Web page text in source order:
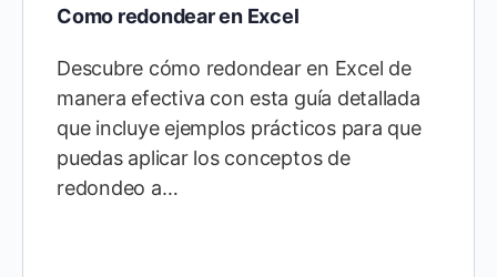
Como redondear en Excel
Descubre cómo redondear en Excel de
manera efectiva con esta guía detallada
que incluye ejemplos prácticos para que
puedas aplicar los conceptos de
redondeo a…